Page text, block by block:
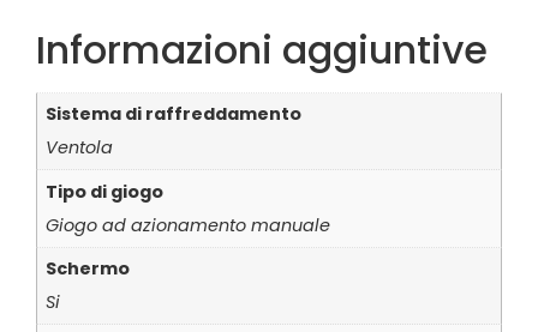
Informazioni aggiuntive
Sistema di raffreddamento
Ventola
Tipo di giogo
Giogo ad azionamento manuale
Schermo
Si